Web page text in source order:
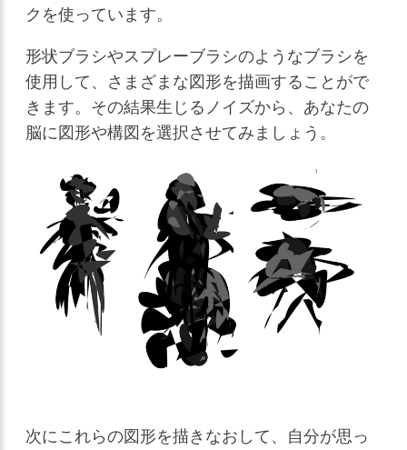
クを使っています。
形状ブラシやスプレーブラシのようなブラシを
使用して、さまざまな図形を描画することがで
きます。その結果生じるノイズから、あなたの
脳に図形や構図を選択させてみましょう。
次にこれらの図形を描きなおして、自分が思っ